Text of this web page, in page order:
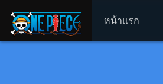
หน้าแรก